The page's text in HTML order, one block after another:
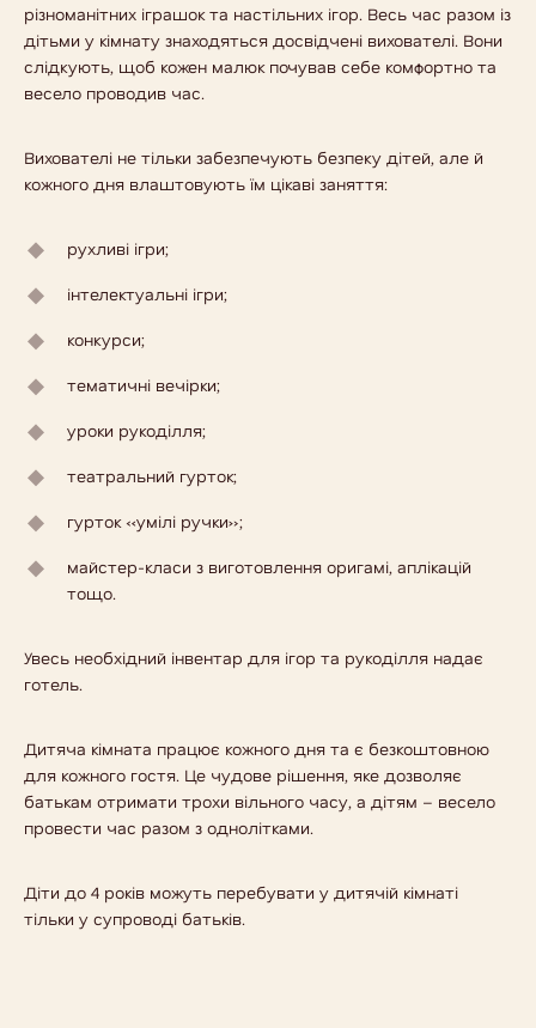
різноманітних іграшок та настільних ігор. Весь час разом із
дітьми у кімнату знаходяться досвідчені вихователі. Вони
слідкують, щоб кожен малюк почував себе комфортно та
весело проводив час.
Вихователі не тільки забезпечують безпеку дітей, але й
кожного дня влаштовують їм цікаві заняття:
рухливі ігри;
інтелектуальні ігри;
конкурси;
тематичні вечірки;
уроки рукоділля;
театральний гурток;
гурток «умілі ручки»;
майстер-класи з виготовлення оригамі, аплікацій
тощо.
Увесь необхідний інвентар для ігор та рукоділля надає
готель.
Дитяча кімната працює кожного дня та є безкоштовною
для кожного гостя. Це чудове рішення, яке дозволяє
батькам отримати трохи вільного часу, а дітям – весело
провести час разом з однолітками.
Діти до 4 років можуть перебувати у дитячій кімнаті
тільки у супроводі батьків.